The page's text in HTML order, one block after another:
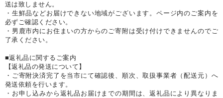
送は致しません。
・生鮮品などお届けできない地域がございます。ページ内のご案内を
必ずご確認ください。
・男鹿市内にお住まいの方からのご寄附は受け付けできませんのでご
了承ください。
■返礼品に関するご案内
【返礼品の発送について】
・ご寄附決済完了を当市にて確認後、順次、取扱事業者（配送元）へ
発送依頼を行います。
・お申し込みから返礼品お届けまでの期間は、返礼品により異なりま